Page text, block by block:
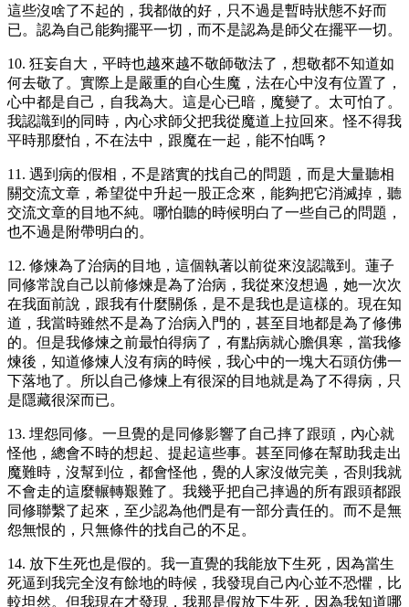
這些沒啥了不起的，我都做的好，只不過是暫時狀態不好而
已。認為自己能夠擺平一切，而不是認為是師父在擺平一切。
10. 狂妄自大，平時也越來越不敬師敬法了，想敬都不知道如
何去敬了。實際上是嚴重的自心生魔，法在心中沒有位置了，
心中都是自己，自我為大。這是心已暗，魔變了。太可怕了。
我認識到的同時，內心求師父把我從魔道上拉回來。怪不得我
平時那麼怕，不在法中，跟魔在一起，能不怕嗎？
11. 遇到病的假相，不是踏實的找自己的問題，而是大量聽相
關交流文章，希望從中升起一股正念來，能夠把它消滅掉，聽
交流文章的目地不純。哪怕聽的時候明白了一些自己的問題，
也不過是附帶明白的。
12. 修煉為了治病的目地，這個執著以前從來沒認識到。蓮子
同修常說自己以前修煉是為了治病，我從來沒想過，她一次次
在我面前說，跟我有什麼關係，是不是我也是這樣的。現在知
道，我當時雖然不是為了治病入門的，甚至目地都是為了修佛
的。但是我修煉之前最怕得病了，有點病就心膽俱寒，當我修
煉後，知道修煉人沒有病的時候，我心中的一塊大石頭仿佛一
下落地了。所以自己修煉上有很深的目地就是為了不得病，只
是隱藏很深而已。
13. 埋怨同修。一旦覺的是同修影響了自己摔了跟頭，內心就
怪他，總會不時的想起、提起這些事。甚至同修在幫助我走出
魔難時，沒幫到位，都會怪他，覺的人家沒做完美，否則我就
不會走的這麼輾轉艱難了。我幾乎把自己摔過的所有跟頭都跟
同修聯繫了起來，至少認為他們是有一部分責任的。而不是無
怨無恨的，只無條件的找自己的不足。
14. 放下生死也是假的。我一直覺的我能放下生死，因為當生
死逼到我完全沒有餘地的時候，我發現自己內心並不恐懼，比
較坦然。但我現在才發現，我那是假放下生死，因為我知道哪